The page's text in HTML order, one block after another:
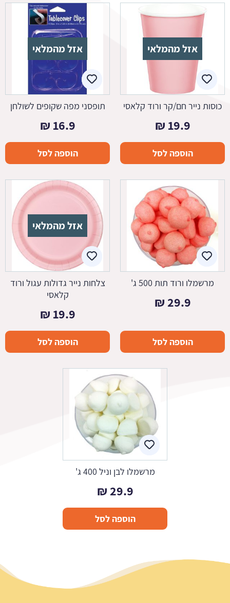
אזל מהמלאי
כוסות נייר חם/קר ורוד קלאסי
19.9
₪
הוספה לסל
אזל מהמלאי
תופסני מפה שקופים לשולחן
16.9
₪
הוספה לסל
מרשמלו ורוד תות 500 ג'
29.9
₪
הוספה לסל
אזל מהמלאי
צלחות נייר גדולות עגול ורוד
קלאסי
19.9
₪
הוספה לסל
מרשמלו לבן וניל 400 ג'
29.9
₪
הוספה לסל